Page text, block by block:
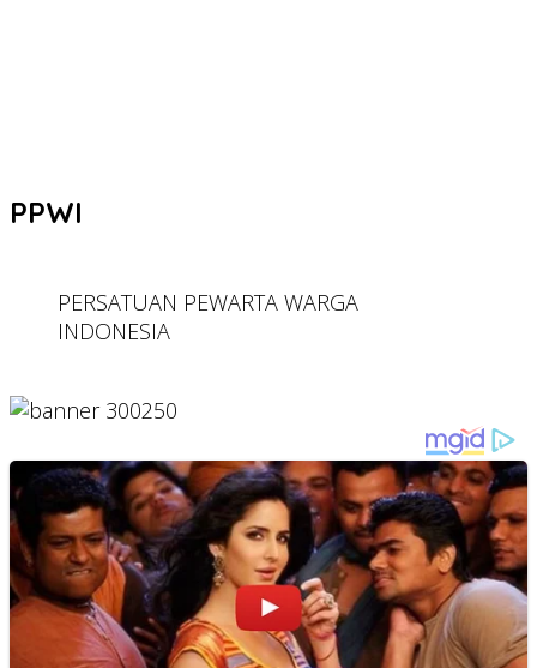
PPWI
PERSATUAN PEWARTA WARGA
INDONESIA